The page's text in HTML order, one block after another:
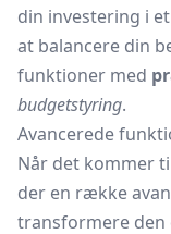
din investering i
at balancere din
funktioner med
budgetstyring.
Avancerede
Når det kommer
der en række
transformere den